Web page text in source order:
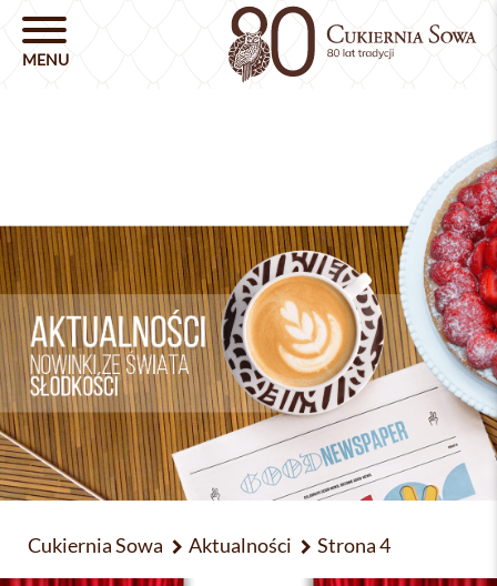
Cukiernia Sowa Aktualności Strona 4